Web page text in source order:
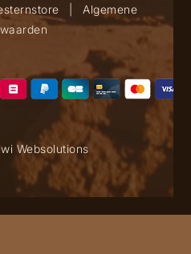
Algemene
Websolutions